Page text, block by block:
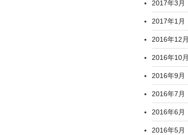
2017年3月
2017年1月
2016年12月
2016年10月
2016年9月
2016年7月
2016年6月
2016年5月